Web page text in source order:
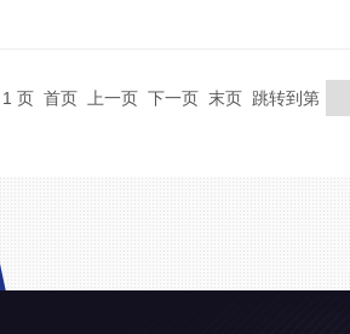
1 页 首页 上一页 下一页 末页 跳转到第